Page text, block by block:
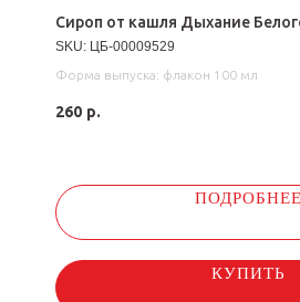
Сироп от кашля Дыхание
SKU: ЦБ-00009529
Форма выпуска: флакон 100 мл
260 р.
ПОДРОБНЕЕ
КУПИТЬ